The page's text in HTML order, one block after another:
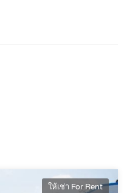
ให้เช่า For Rent